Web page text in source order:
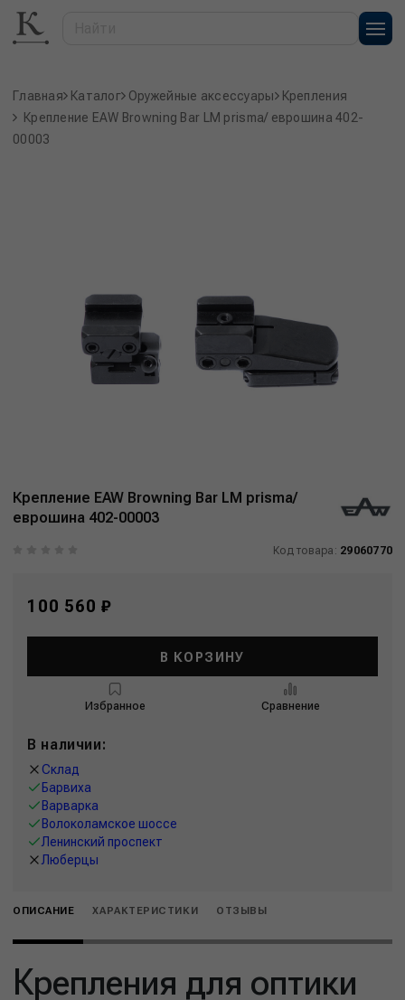
Главная Каталог Оружейные аксессуары
Крепления
Крепление EAW Browning Bar LM prisma/ еврошина 402-
00003
Крепление EAW Browning Bar LM prisma/
еврошина 402-00003
Код товара: 29060770
100 560 ₽
В КОРЗИНУ
Избранное Сравнение
В наличии:
Склад
Барвиха
Варварка
Волоколамское шоссе
Ленинский проспект
Люберцы
ОПИСАНИЕ ХАРАКТЕРИСТИКИ ОТЗЫВЫ
Крепления для оптики